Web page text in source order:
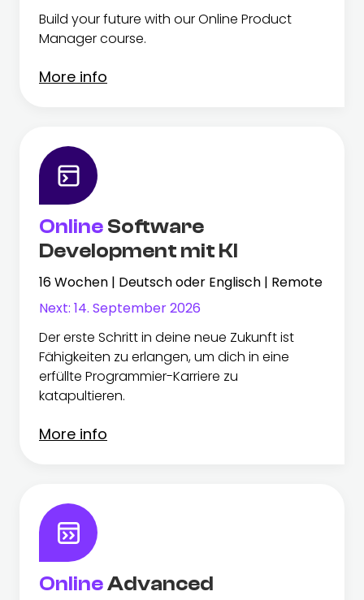
Build your future with our Online Product
Manager course.
More info
Online Software
Development mit KI
16 Wochen | Deutsch oder Englisch | Remote
Next: 14. September 2026
Der erste Schritt in deine neue Zukunft ist
Fähigkeiten zu erlangen, um dich in eine
erfüllte Programmier-Karriere zu
katapultieren.
More info
OnlineAdvanced